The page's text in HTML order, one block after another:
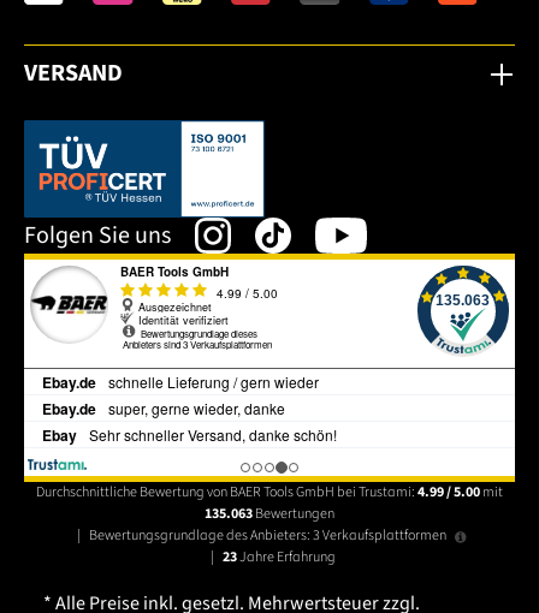
VERSAND
Dieser Link öffnet sich in einem neuen Tab.
Folgen Sie uns
Durchschnittliche Bewertung von BAER Tools GmbH bei Trustami:4.99 / 5.00mit
135.063Bewertungen
| Bewertungsgrundlage des Anbieters: 3 Verkaufsplattformen
| 23Jahre Erfahrung
* Alle Preise inkl. gesetzl. Mehrwertsteuer zzgl.